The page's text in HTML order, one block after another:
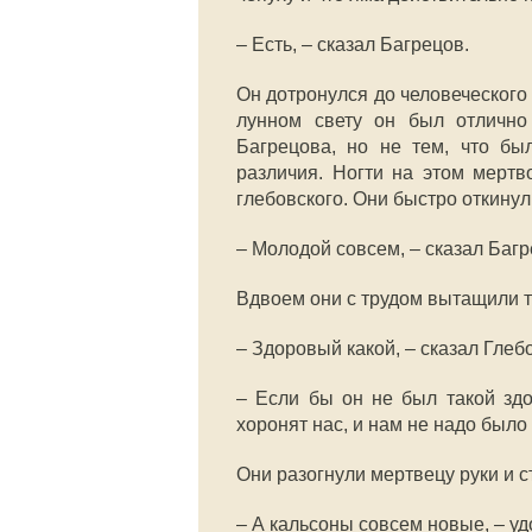
– Есть, – сказал Багрецов.
Он дотронулся до
лунном свету он был
Багрецова, но не тем, что
различия. Ногти на этом
глебовского. Они быстро
– Молодой совсем, – сказал
Вдвоем они с трудом вытащили
– Здоровый какой, – сказал
– Если бы он не был такой
хоронят нас, и нам не надо
Они разогнули мертвецу руки и
– А кальсоны совсем новые, –